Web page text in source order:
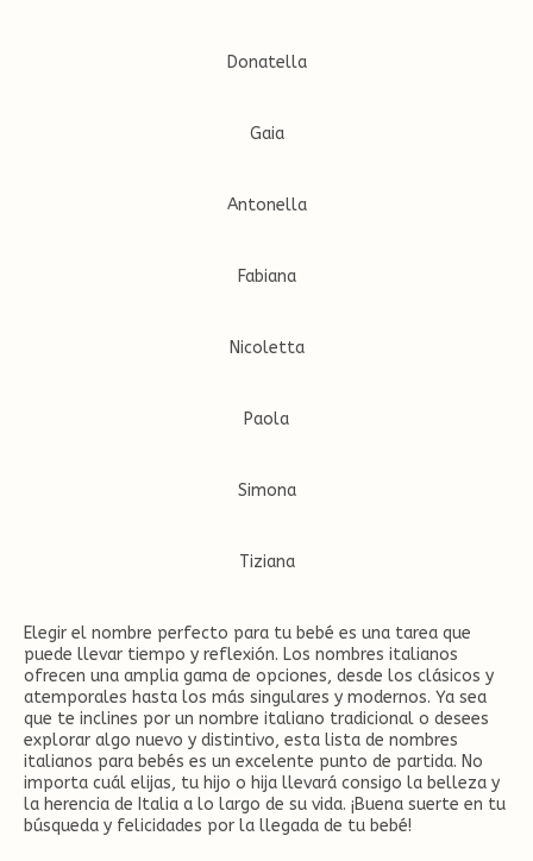
Donatella
Gaia
Antonella
Fabiana
Nicoletta
Paola
Simona
Tiziana
Elegir el nombre perfecto para tu bebé es una tarea que
puede llevar tiempo y reflexión. Los nombres italianos
ofrecen una amplia gama de opciones, desde los clásicos y
atemporales hasta los más singulares y modernos. Ya sea
que te inclines por un nombre italiano tradicional o desees
explorar algo nuevo y distintivo, esta lista de nombres
italianos para bebés es un excelente punto de partida. No
importa cuál elijas, tu hijo o hija llevará consigo la belleza y
la herencia de Italia a lo largo de su vida. ¡Buena suerte en tu
búsqueda y felicidades por la llegada de tu bebé!